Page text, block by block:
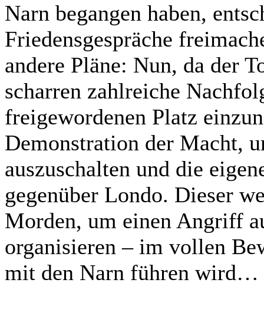
Narn begangen haben,
Friedensgespräche
andere Pläne: Nun, da der
scharren zahlreiche
freigewordenen Platz
Demonstration der Macht,
auszuschalten und die
gegenüber Londo. Dieser
Morden, um einen Angriff
organisieren – im vollen
mit den Narn führen wird…